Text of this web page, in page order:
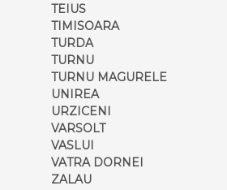
TEIUS
TIMISOARA
TURDA
TURNU
TURNU MAGURELE
UNIREA
URZICENI
VARSOLT
VASLUI
VATRA DORNEI
ZALAU